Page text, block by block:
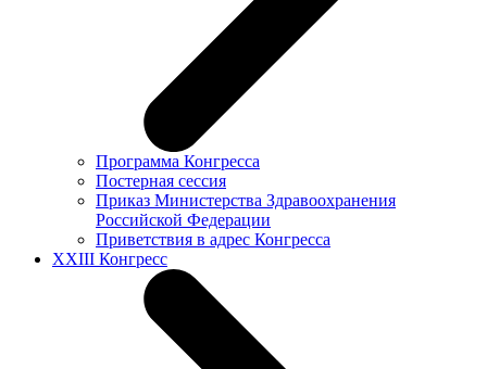
Программа Конгресса
Постерная сессия
Приказ Министерства Здравоохранения
Российской Федерации
Приветствия в адрес Конгресса
XXIII Конгресс